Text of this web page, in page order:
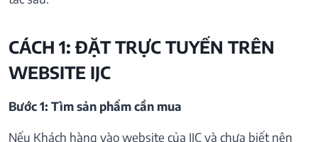
CÁCH 1: ĐẶT TRỰC TUYẾN TRÊN
WEBSITE IJC
Bước 1: Tìm sản phẩm cần mua
Nếu Khách hàng vào website của IJC và chưa biết nên